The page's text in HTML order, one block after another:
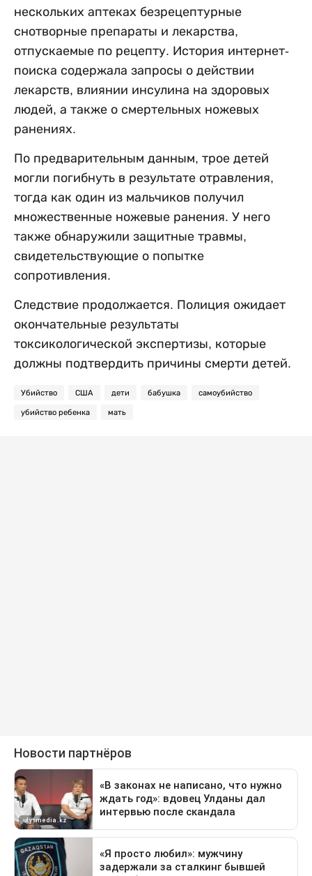
нескольких аптеках безрецептурные
снотворные препараты и лекарства,
отпускаемые по рецепту. История интернет-
поиска содержала запросы о действии
лекарств, влиянии инсулина на здоровых
людей, а также о смертельных ножевых
ранениях.
По предварительным данным, трое детей
могли погибнуть в результате отравления,
тогда как один из мальчиков получил
множественные ножевые ранения. У него
также обнаружили защитные травмы,
свидетельствующие о попытке
сопротивления.
Следствие продолжается. Полиция ожидает
окончательные результаты
токсикологической экспертизы, которые
должны подтвердить причины смерти детей.
Убийство США дети бабушка самоубийство
убийство ребенка мать